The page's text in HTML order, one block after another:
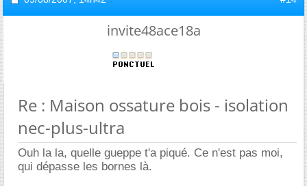
invite48ace18a
Re : Maison ossature bois - isolation
nec-plus-ultra
Ouh la la, quelle gueppe t'a piqué. Ce n'est pas moi,
qui dépasse les bornes là.